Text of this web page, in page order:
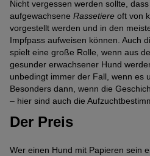
Nicht vergessen werden sollte,
aufgewachsene Rassetiere oft von
vorgestellt werden und in den
Impfpass aufweisen können. Auch
spielt eine große Rolle, wenn aus
gesunder erwachsener Hund
unbedingt immer der Fall, wenn es
Besonders dann, wenn die
– hier sind auch die
Der Preis
Wer einen Hund mit Papieren sein